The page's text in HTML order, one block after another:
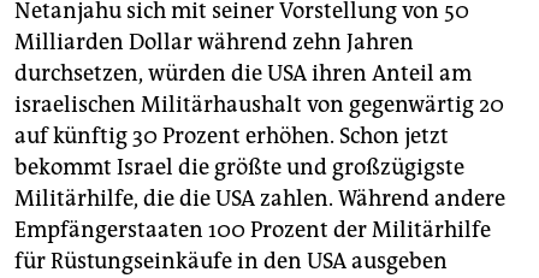
Netanjahu sich mit seiner Vorstellung von 50
Milliarden Dollar während zehn Jahren
durchsetzen, würden die USA ihren Anteil am
israelischen Militärhaushalt von gegenwärtig 20
auf künftig 30 Prozent erhöhen. Schon jetzt
bekommt Israel die größte und großzügigste
Militärhilfe, die die USA zahlen. Während andere
Empfängerstaaten 100 Prozent der Militärhilfe
für Rüstungseinkäufe in den USA ausgeben